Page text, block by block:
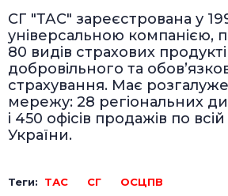
СГ "ТАС" зареєстрована у
універсальною компанією,
80 видів страхових
добровільного та
страхування. Має
мережу: 28 регіональних
і 450 офісів продажів по
України.
Теги: ТАС СГ ОСЦПВ